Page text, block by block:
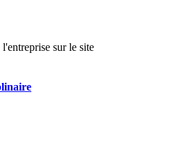
sur le site